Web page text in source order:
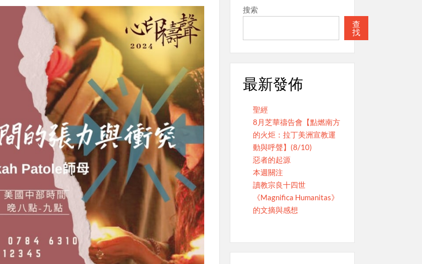
搜索
查
找
最新發佈
聖經
8月芝華禱告會【點燃南方
的火炬：拉丁美洲宣教運
動與呼聲】(8/10)
惡者的起源
本週關注
讀教宗良十四世
《Magnifica Humanitas》
的文摘與感想